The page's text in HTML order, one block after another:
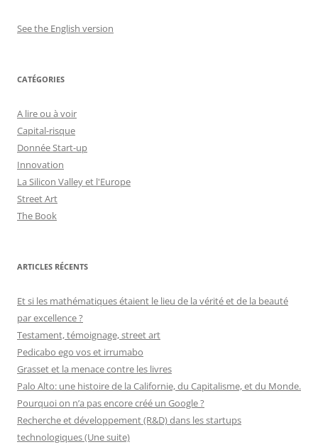
See the English version
CATÉGORIES
A lire ou à voir
Capital-risque
Donnée Start-up
Innovation
La Silicon Valley et l'Europe
Street Art
The Book
ARTICLES RÉCENTS
Et si les mathématiques étaient le lieu de la vérité et de la beauté
par excellence ?
Testament, témoignage, street art
Pedicabo ego vos et irrumabo
Grasset et la menace contre les livres
Palo Alto: une histoire de la Californie, du Capitalisme, et du Monde.
Pourquoi on n’a pas encore créé un Google ?
Recherche et développement (R&D) dans les startups
technologiques (Une suite)